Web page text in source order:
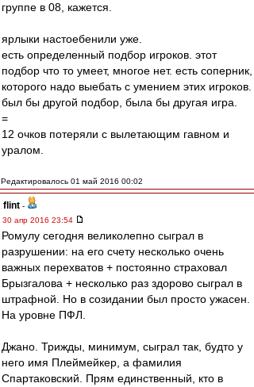
группе в 08, кажется.
ярлыки настоебенили уже.
есть определенный подбор игроков. этот
подбор что то умеет, многое нет. есть соперник,
которого надо выебать с умением этих игроков.
был бы другой подбор, была бы другая игра.
=
12 очков потеряли с вылетающим гавном и
уралом.
Редактировалось 01 май 2016 00:02
flint -
30 апр 2016 23:54
Ромулу сегодня великолепно сыграл в
разрушении: на его счету несколько очень
важных перехватов + постоянно страховал
Брызгалова + несколько раз здорово сыграл в
штрафной. Но в созидании был просто ужасен.
На уровне ПФЛ.
Джано. Трижды, минимум, сыграл так, будто у
него имя Плеймейкер, а фамилия
Спартаковский. Прям единственный, кто в